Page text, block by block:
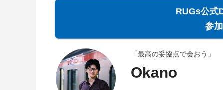
RUGs公式
参
「最高の妥協点で会おう」
Okano